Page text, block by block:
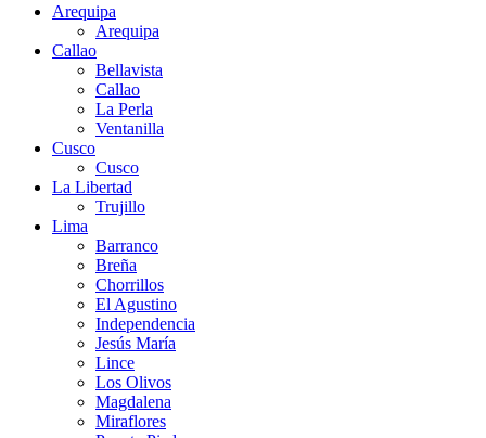
Arequipa
Arequipa
Callao
Bellavista
Callao
La Perla
Ventanilla
Cusco
Cusco
La Libertad
Trujillo
Lima
Barranco
Breña
Chorrillos
El Agustino
Independencia
Jesús María
Lince
Los Olivos
Magdalena
Miraflores